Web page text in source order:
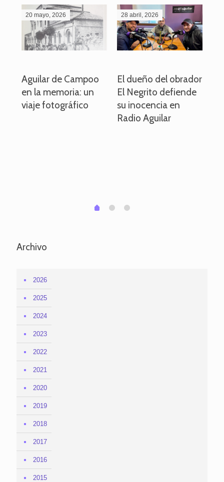
20 mayo, 2026
Aguilar de Campoo
en la memoria: un
viaje fotográfico
28 abril, 2026
El dueño del obrador
El Negrito defiende
su inocencia en
Radio Aguilar
0 1 2
Archivo
2026
2025
2024
2023
2022
2021
2020
2019
2018
2017
2016
2015